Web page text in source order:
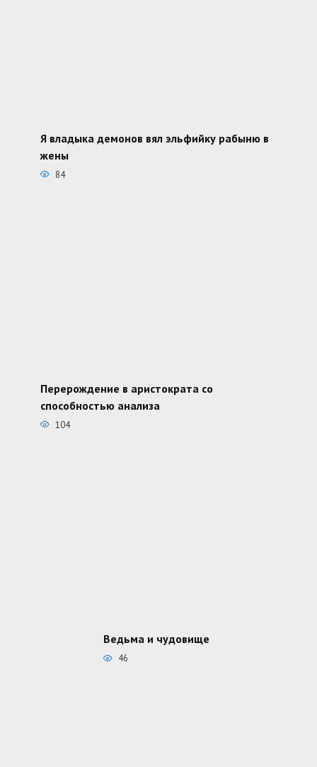
Я владыка демонов вял эльфийку рабыню в
жены
84
Перерождение в аристократа со
способностью анализа
104
Ведьма и чудовище
46